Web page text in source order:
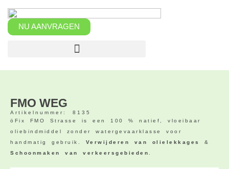
naar
inhoudNU AANVRAGEN
FMO WEG
Artikelnummer: 8135
öFix FMO Strasse is een 100 % natief, vloeibaar
oliebindmiddel zonder watergevaarklasse voor
handmatig gebruik. Verwijderen van olielekkages
&
Schoonmaken van verkeersgebieden